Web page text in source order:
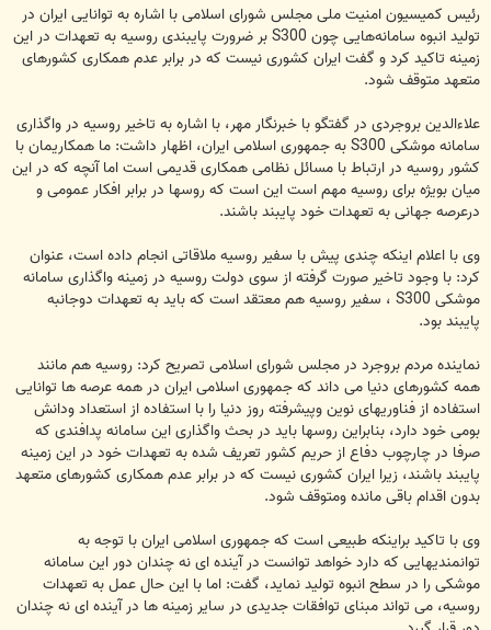
رئیس کمیسیون امنیت ملی مجلس شورای اسلامی با اشاره به توانایی ایران در
تولید انبوه سامانه‌هایی چون S300 بر ضرورت پایبندی روسیه به تعهدات در این
زمینه تاکید کرد و گفت ایران کشوری نیست که در برابر عدم همکاری کشورهای
متعهد متوقف شود.
علاءالدین بروجردی در گفتگو با خبرنگار مهر، با اشاره به تاخیر روسیه در واگذاری
سامانه موشکی S300 به جمهوری اسلامی ایران، اظهار داشت: ما همکاریمان با
کشور روسیه در ارتباط با مسائل نظامی همکاری قدیمی است اما آنچه که در این
میان بویژه برای روسیه مهم است این است که روسها در برابر افکار عمومی و
درعرصه جهانی به تعهدات خود پایبند باشند.
وی با اعلام اینکه چندی پیش با سفیر روسیه ملاقاتی انجام داده است، عنوان
کرد: با وجود تاخیر صورت گرفته از سوی دولت روسیه در زمینه واگذاری سامانه
موشکی S300 ، سفیر روسیه هم معتقد است که باید به تعهدات دوجانبه
پایبند بود.
نماینده مردم بروجرد در مجلس شورای اسلامی تصریح کرد: روسیه هم مانند
همه کشورهای دنیا می داند که جمهوری اسلامی ایران در همه عرصه ها توانایی
استفاده از فناوریهای نوین وپیشرفته روز دنیا را با استفاده از استعداد ودانش
بومی خود دارد، بنابراین روسها باید در بحث واگذاری این سامانه پدافندی که
صرفا در چارچوب دفاع از حریم کشور تعریف شده به تعهدات خود در این زمینه
پایبند باشند، زیرا ایران کشوری نیست که در برابر عدم همکاری کشورهای متعهد
بدون اقدام باقی مانده ومتوقف شود.
وی با تاکید براینکه طبیعی است که جمهوری اسلامی ایران با توجه به
توانمندیهایی که دارد خواهد توانست در آینده ای نه چندان دور این سامانه
موشکی را در سطح انبوه تولید نماید، گفت: اما با این حال عمل به تعهدات
روسیه، می تواند مبنای توافقات جدیدی در سایر زمینه ها در آینده ای نه چندان